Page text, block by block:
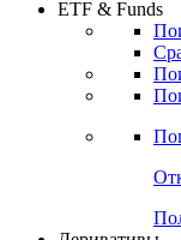
ETF & Funds